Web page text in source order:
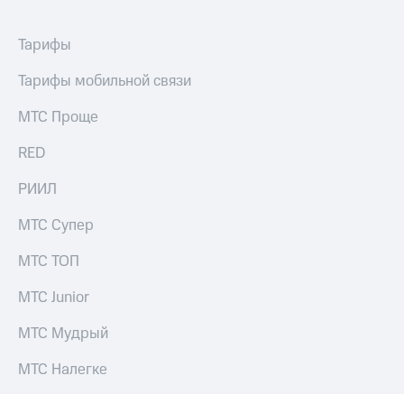
Тарифы
Тарифы мобильной связи
МТС Проще
RED
РИИЛ
МТС Супер
МТС ТОП
МТС Junior
МТС Мудрый
МТС Налегке